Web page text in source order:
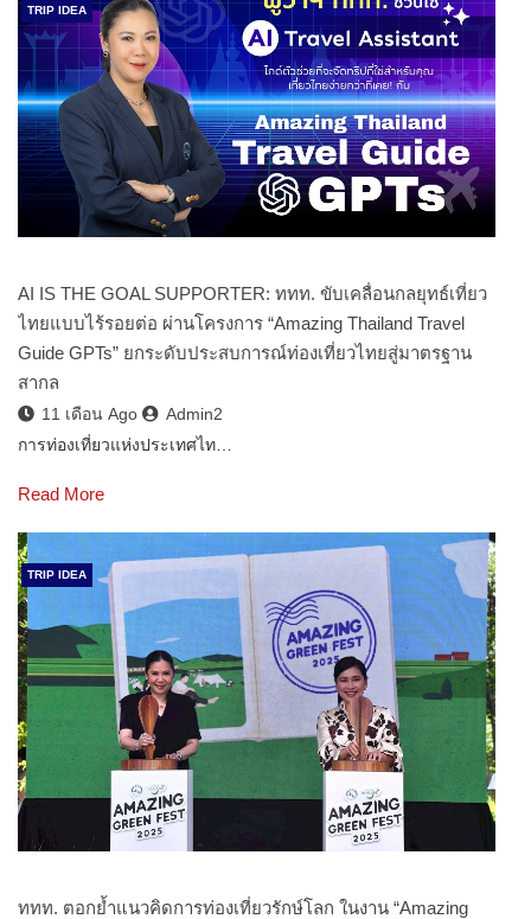
TRIP IDEA
AI IS THE GOAL SUPPORTER: ททท. ขับเคลื่อนกลยุทธ์เที่ยว
ไทยแบบไร้รอยต่อ ผ่านโครงการ “Amazing Thailand Travel
Guide GPTs” ยกระดับประสบการณ์ท่องเที่ยวไทยสู่มาตรฐาน
สากล
11 เดือน Ago
Admin2
การท่องเที่ยวแห่งประเทศไท…
Read More
TRIP IDEA
ททท. ตอกย้ำแนวคิดการท่องเที่ยวรักษ์โลก ในงาน “Amazing